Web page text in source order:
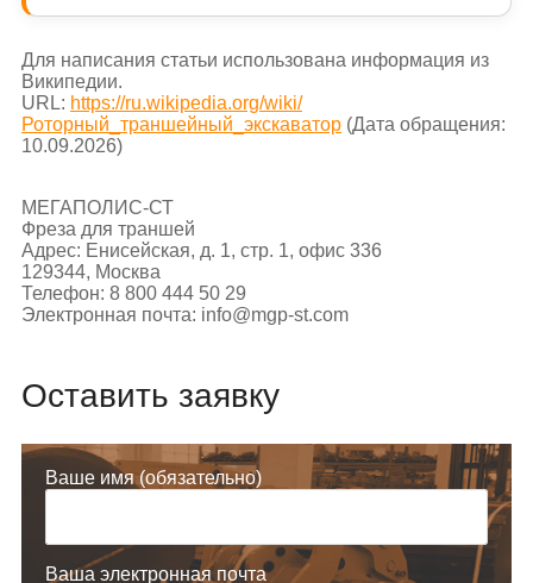
Для написания статьи использована информация из
Википедии.
URL: https://ru.wikipedia.org/wiki/
Роторный_траншейный_экскаватор (Дата обращения:
10.09.2026)
МЕГАПОЛИС-СТ
Фреза для траншей
Адрес: Енисейская, д. 1, стр. 1, офис 336
129344, Москва
Телефон: 8 800 444 50 29
Электронная почта: info@mgp-st.com
Оставить заявку
Ваше имя (обязательно)
Ваша электронная почта